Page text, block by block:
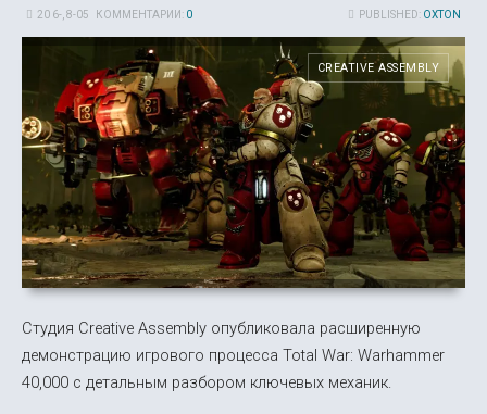
PUBLISHED: OXTON
20 6-, 8-05 КОММЕНТАРИИ: 0
CREATIVE ASSEMBLY
Студия Creative Assembly опубликовала расширенную
демонстрацию игрового процесса Total War: Warhammer
40,000 с детальным разбором ключевых механик.